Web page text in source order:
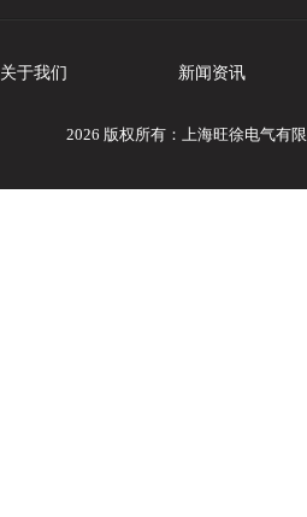
关于我们 新闻资讯
2026 版权所有：上海旺徐电气有